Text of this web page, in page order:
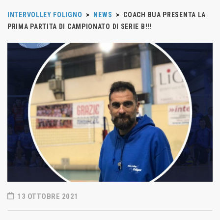
INTERVOLLEY FOLIGNO > NEWS >
COACH BUA PRESENTA LA
PRIMA PARTITA DI CAMPIONATO DI SERIE B!!!
13 OTTOBRE 2021